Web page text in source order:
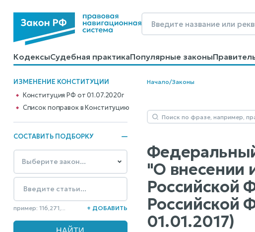
КодексыСудебная практикаПопулярные законы
КалькуляторыСправочные материалыОбразцы
ИЗМЕНЕНИЕ КОНСТИТУЦИИ
Конституция РФ от 01.07.2020г
Cписок поправок в Конституцию
СОСТАВИТЬ ПОДБОРКУ
пример: 116,271,... + ДОБАВИТЬ
Начало/Законы
"О внесении
Российской
Российской
01.01.2017)